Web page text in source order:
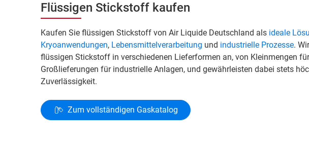
Flüssigen Stickstoff kaufen
Kaufen Sie flüssigen Stickstoff von Air Liquide Deutschland als ideale
Kryoanwendungen, Lebensmittelverarbeitung und industrielle Prozesse.
flüssigen Stickstoff in verschiedenen Lieferformen an, von Kleinmengen
Großlieferungen für industrielle Anlagen, und gewährleisten dabei stets
Zuverlässigkeit.
Zum vollständigen Gaskatalog